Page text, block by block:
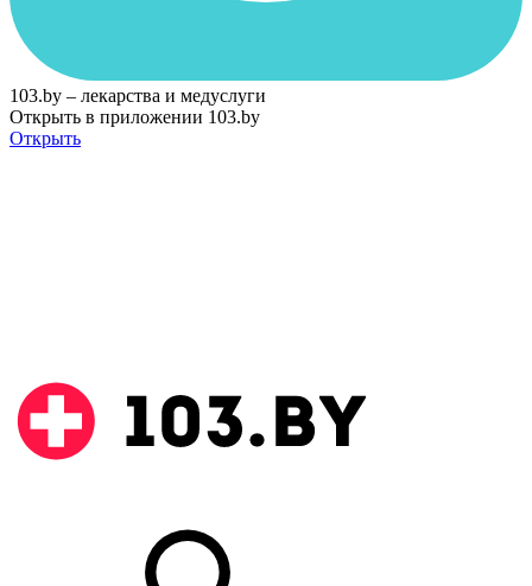
103.by – лекарства и медуслуги
Открыть в приложении 103.by
Открыть